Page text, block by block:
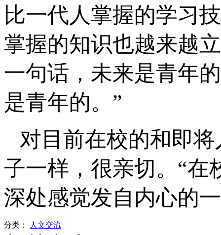
比一代人掌握的学习
掌握的知识也越来越
一句话，未来是青年
是青年的。”
对目前在校的和即
子一样，很亲切。“在
深处感觉发自内心的
分类： 人文交流